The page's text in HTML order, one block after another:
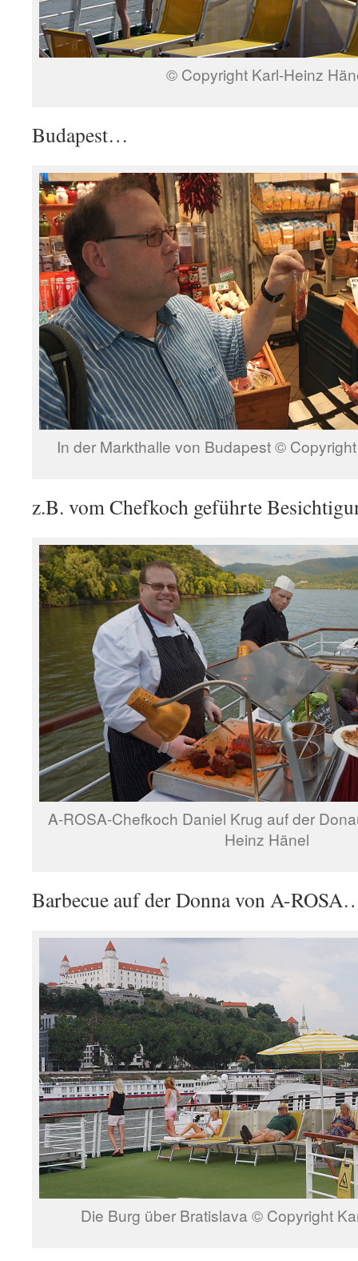
© Copyright Karl-Heinz
Budapest…
In der Markthalle von Budapest ©
z.B. vom Chefkoch geführte
A-ROSA-Chefkoch Daniel Krug auf der
Heinz Hänel
Barbecue auf der Donna von A-
Die Burg über Bratislava © Copyright